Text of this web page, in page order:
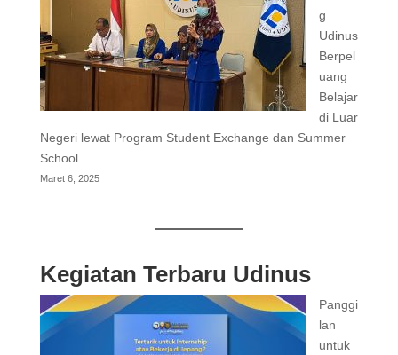
g
Udinus
Berpel
uang
Belajar
di Luar
Negeri lewat Program Student Exchange dan Summer
School
Maret 6, 2025
Kegiatan Terbaru Udinus
Panggi
lan
untuk